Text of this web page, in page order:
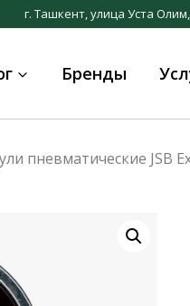
г. Ташкент, улица Уста
Бренды
пневматические JSB